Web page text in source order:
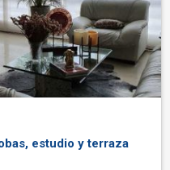
estudio y terraza